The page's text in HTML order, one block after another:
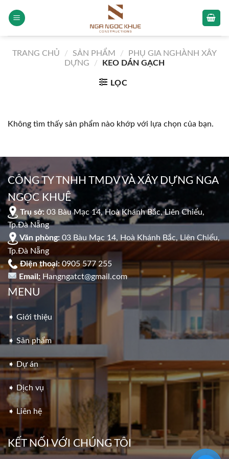
TRANG CHỦ / SẢN PHẨM /
PHỤ GIA NGHÀNH XÂY
DỰNG
/ KEO DÁN GẠCH
LỌC
Không tìm thấy sản phẩm nào khớp với lựa chọn của bạn.
CÔNG TY TNHH TMDV VÀ XÂY DỰNG NGA
NGỌC KHUÊ
Trụ sở: 03 Bàu Mạc 14, Hoà Khánh Bắc, Liên Chiểu,
Tp.Đà Nẵng
Văn phòng: 03 Bàu Mạc 14, Hoà Khánh Bắc, Liên Chiểu,
Tp.Đà Nẵng
Điện thoại:0905 577 255
Email: Hangngatct@gmail.com
MENU
➧ Giới thiệu
➧ Sản phẩm
➧ Dự án
➧ Dịch vụ
➧ Liên hệ
KẾT NỐI VỚI CHÚNG TÔI